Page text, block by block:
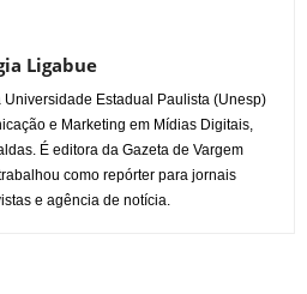
Ligabue
Estadual Paulista (Unesp)
e Marketing em Mídias Digitais,
É editora da Gazeta de Vargem
como repórter para jornais
e agência de notícia.